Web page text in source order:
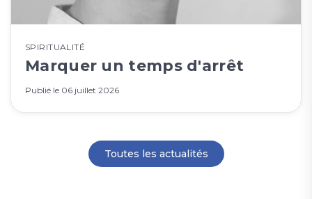
SPIRITUALITÉ
Marquer un temps d'arrêt
Publié le 06 juillet 2026
Toutes les actualités